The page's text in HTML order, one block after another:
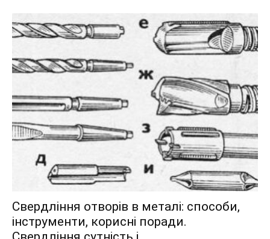
Свердління отворів в металі: способи,
інструменти, корисні поради.